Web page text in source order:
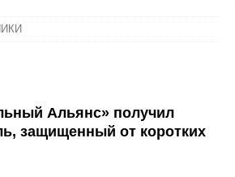
Альянс» получил
защищенный от коротких